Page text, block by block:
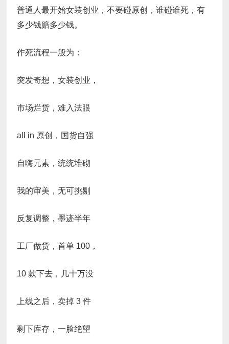
普通人最开始女装创业，不要碰原创，谁碰谁死，有
多少钱赔多少钱。
作死流程一般为：
突发奇想，女装创业，
市场烂货，难入法眼
all in 原创，国货自强
自嗨元素，统统堆砌
我的审美，无可挑剔
反复调整，墨迹半年
工厂做货，首单 100，
10 款下去，几十万没
上线之后，卖掉 3 件
剩下库存，一脸绝望